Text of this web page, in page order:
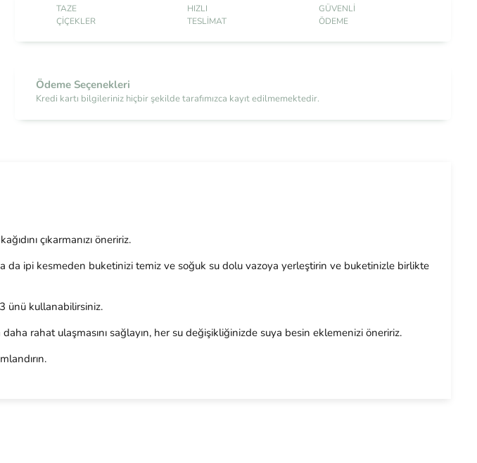
TAZE
ÇIÇEKLER
HIZLI
TESLIMAT
GÜVENLI
ÖDEME
Ödeme Seçenekleri
Kredi kartı bilgileriniz hiçbir şekilde tarafımızca kayıt edilmemektedir.
çıkarmanızı öneririz.
ipi kesmeden buketinizi temiz ve soğuk su dolu vazoya yerleştirin ve buketinizle birlikte
ünü kullanabilirsiniz.
rahat ulaşmasını sağlayın, her su değişikliğinizde suya besin eklemenizi öneririz.